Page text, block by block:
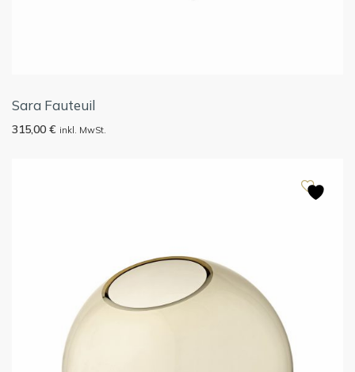
Sara Fauteuil
315,00 € inkl. MwSt.